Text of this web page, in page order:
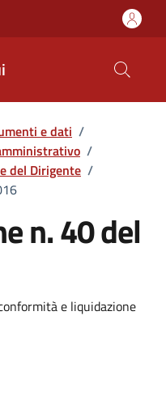
e dati /
/
del Dirigente /
n. 40 del
e liquidazione